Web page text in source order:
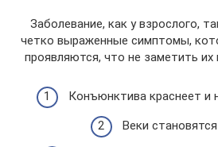
Заболевание, как у взрослого,
четко выраженные симптомы,
проявляются, что не заметить
Конъюнктива краснеет и
Веки